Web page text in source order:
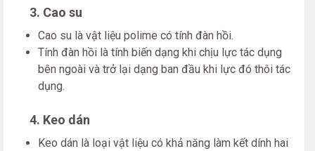
3. Cao su
Cao su là vật liệu polime có tính đàn hồi.
Tính đàn hồi là tính biến dạng khi chịu lực tác dụng
bên ngoài và trở lại dạng ban đầu khi lực đó thôi tác
dụng.
4. Keo dán
Keo dán là loại vật liệu có khả năng làm kết dính hai